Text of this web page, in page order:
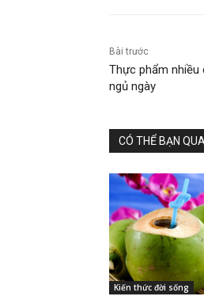
Bài trước
Thực phẩm nhiều
ngủ ngày
CÓ THỂ BẠN
Kiến thức đời sống